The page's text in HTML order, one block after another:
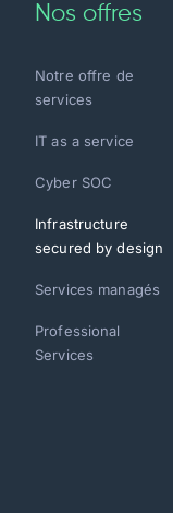
Nos offres
Notre offre de
services
IT as a service
Cyber SOC
Infrastructure
secured by design
Services managés
Professional
Services